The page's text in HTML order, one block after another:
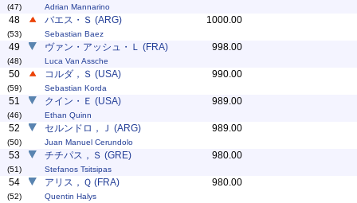
(47) Adrian Mannarino
48
(53)
バエス・Ｓ (ARG)
Sebastian Baez
1000.00
49
(48)
ヴァン・アッシュ・Ｌ (FRA)
Luca Van Assche
998.00
50
(59)
コルダ，Ｓ (USA)
Sebastian Korda
990.00
51
(46)
クイン・Ｅ (USA)
Ethan Quinn
989.00
52
(50)
セルンドロ，Ｊ (ARG)
Juan Manuel Cerundolo
989.00
53
(51)
チチパス，Ｓ (GRE)
Stefanos Tsitsipas
980.00
54
(52)
アリス，Ｑ (FRA)
Quentin Halys
980.00